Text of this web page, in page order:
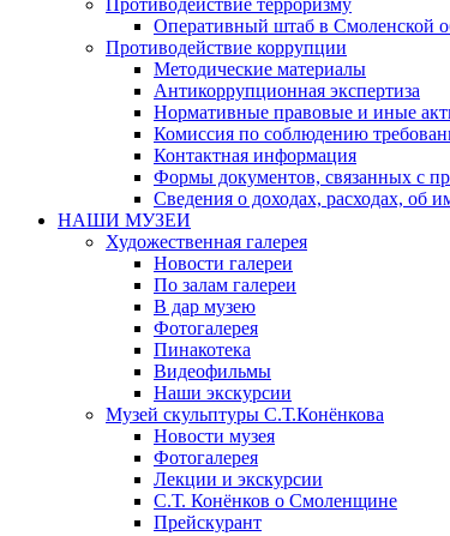
Противодействие терроризму
Оперативный штаб в Смоленской
Противодействие коррупции
Методические материалы
Антикоррупционная экспертиза
Нормативные правовые и иные
Комиссия по соблюдению
Контактная информация
Формы документов, связанных с
Сведения о доходах, расходах, об
НАШИ МУЗЕИ
Художественная галерея
Новости галереи
По залам галереи
В дар музею
Фотогалерея
Пинакотека
Видеофильмы
Наши экскурсии
Музей скульптуры С.Т.Конёнкова
Новости музея
Фотогалерея
Лекции и экскурсии
С.Т. Конёнков о Смоленщине
Прейскурант